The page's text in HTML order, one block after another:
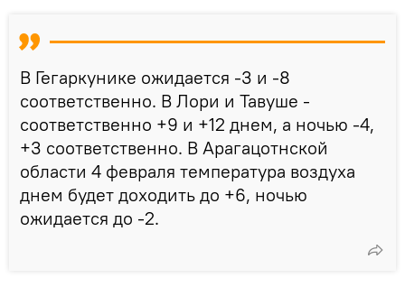
В Гегаркунике ожидается -3 и -8
соответственно. В Лори и Тавуше -
соответственно +9 и +12 днем, а ночью -4,
+3 соответственно. В Арагацотнской
области 4 февраля температура воздуха
днем будет доходить до +6, ночью
ожидается до -2.